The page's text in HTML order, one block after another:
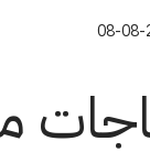
08-08-